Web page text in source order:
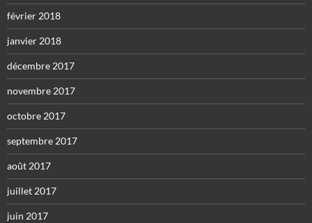
février 2018
janvier 2018
décembre 2017
novembre 2017
octobre 2017
septembre 2017
août 2017
juillet 2017
juin 2017